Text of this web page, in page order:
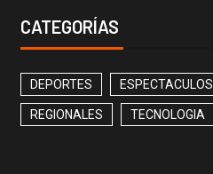
CATEGORÍAS
DEPORTES ESPECTACULOS
REGIONALES TECNOLOGIA